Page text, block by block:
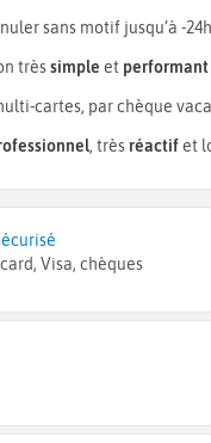
sans motif jusqu’à -
trèssimple et performant
cartes, par chèque
, très réactifet
Visa, chèques